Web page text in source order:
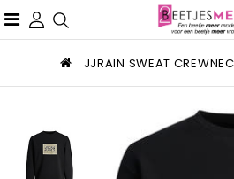
JJRAIN SWEAT